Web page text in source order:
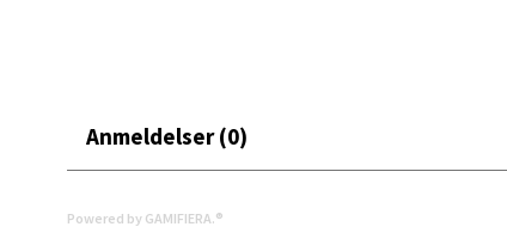
Anmeldelser (0)
Powered by GAMIFIERA.®